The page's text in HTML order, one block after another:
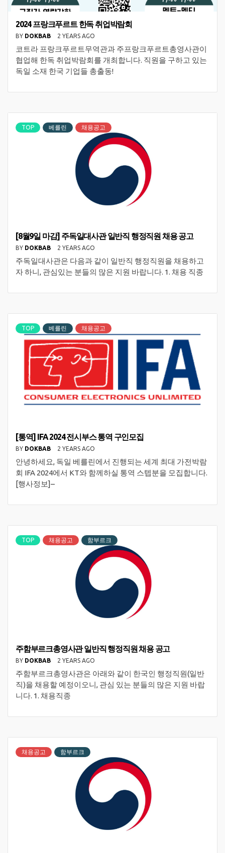
2024 프랑크푸르트 한독 취업박람회
BY DOKBAB 2 YEARS AGO
코트라 프랑크푸르트무역관과 주프랑크푸르트총영사관이
협업해 한독 취업박람회를 개최합니다. 직원을 구하고 있는
독일 소재 한국 기업들 총출동!
TOP 베를린 채용공고
[8월9일 마감] 주독일대사관 일반직 행정직원 채용 공고
BY DOKBAB 2 YEARS AGO
주독일대사관은 다음과 같이 일반직 행정직원을 채용하고
자 하니, 관심있는 분들의 많은 지원 바랍니다. 1. 채용 직종
TOP 베를린 채용공고
[통역] IFA 2024 전시부스 통역 구인모집
BY DOKBAB 2 YEARS AGO
안녕하세요, 독일 베를린에서 진행되는 세계 최대 가전박람
회 IFA 2024에서 KT와 함께하실 통역 스텝분을 모집합니다.
[행사정보]–
TOP 채용공고 함부르크
주함부르크총영사관 일반직 행정직원 채용 공고
BY DOKBAB 2 YEARS AGO
주함부르크총영사관은 아래와 같이 한국인 행정직원(일반
직)을 채용할 예정이오니, 관심 있는 분들의 많은 지원 바랍
니다. 1. 채용직종
채용공고 함부르크